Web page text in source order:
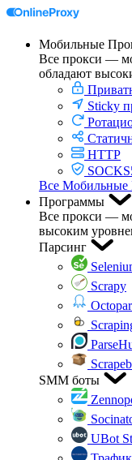
Мобильные
Все прокси —
обладают
Sticky
HTTP
Все Мобильные
Программы
Все прокси —
высоким
Парсинг
Scrapy
SMM боты
UBot